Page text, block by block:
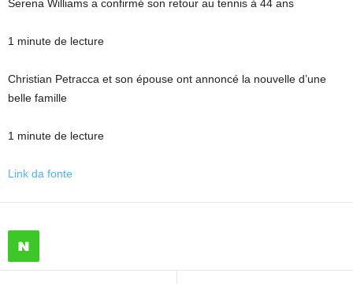
Serena Williams a confirmé son retour au tennis à 44 ans
1 minute de lecture
Christian Petracca et son épouse ont annoncé la nouvelle d’une
belle famille
1 minute de lecture
Link da fonte